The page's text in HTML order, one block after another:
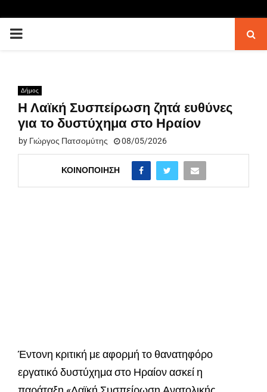
PRIMARY
Δήμος
Η Λαϊκή Συσπείρωση ζητά ευθύνες
για το δυστύχημα στο Ηραίον
by Γιώργος Πατσομύτης 08/05/2026
ΚΟΙΝΟΠΟΊΗΣΗ
Έντονη κριτική με αφορμή το θανατηφόρο
εργατικό δυστύχημα στο Ηραίον ασκεί η